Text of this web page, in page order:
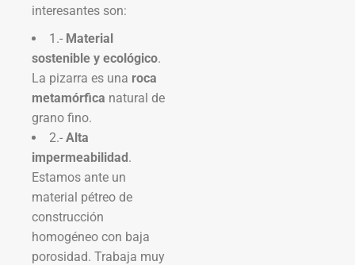
interesantes son:
1.- Material
sostenible y ecológico.
La pizarra es una roca
metamórfica natural de
grano fino.
2.- Alta
impermeabilidad.
Estamos ante un
material pétreo de
construcción
homogéneo con baja
porosidad. Trabaja muy